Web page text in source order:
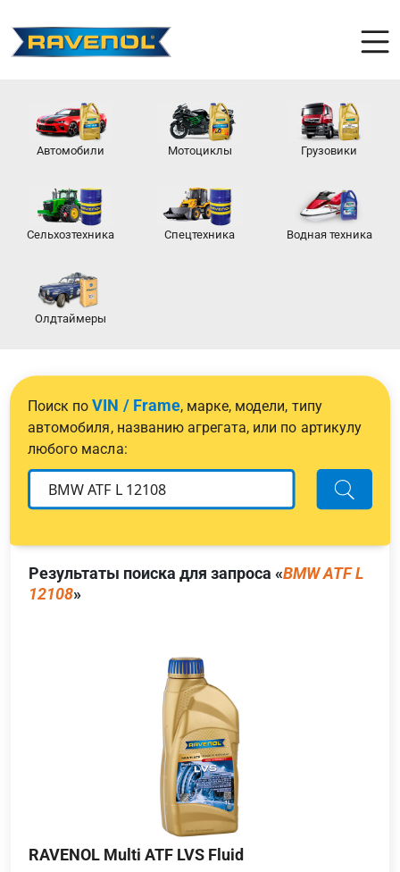
Автомобили Мотоциклы Грузовики
Сельхозтехника Спецтехника Водная техника
Олдтаймеры
Поиск поVIN / Frame, марке, модели, типу
автомобиля, названию агрегата, или по артикулу
любого масла:
Результаты поиска для запроса «BMW ATF L
12108»
RAVENOL Multi ATF LVS Fluid